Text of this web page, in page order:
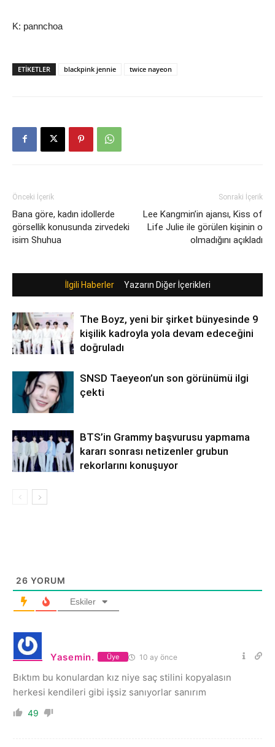
K: pannchoa
ETIKETLER blackpink jennie twice nayeon
Önceki İçerik
Bana göre, kadın idollerde
görsellik konusunda zirvedeki
isim Shuhua
Sonraki İçerik
Lee Kangmin’in ajansı, Kiss of
Life Julie ile görülen kişinin o
olmadığını açıkladı
İlgili Haberler Yazarın Diğer İçerikleri
The Boyz, yeni bir şirket bünyesinde 9
kişilik kadroyla yola devam edeceğini
doğruladı
SNSD Taeyeon’un son görünümü ilgi
çekti
BTS’in Grammy başvurusu yapmama
kararı sonrası netizenler grubun
rekorlarını konuşuyor
26 YORUM
Eskiler
Yasemin. Üye 10 ay önce
Bıktım bu konulardan kız niye saç stilini kopyalasın
herkesi kendileri gibi işsiz sanıyorlar sanırım
49